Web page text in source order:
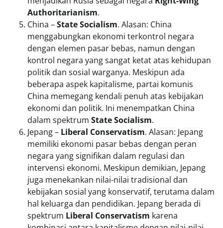
Authoritarianism.
China –State Socialism. Alasan: China
menggabungkan ekonomi terkontrol negara
dengan elemen pasar bebas, namun dengan
kontrol negara yang sangat ketat atas kehidupan
politik dan sosial warganya. Meskipun ada
beberapa aspek kapitalisme, partai komunis
China memegang kendali penuh atas kebijakan
ekonomi dan politik. Ini menempatkan China
dalam spektrum State Socialism.
Jepang – Liberal Conservatism. Alasan: Jepang
memiliki ekonomi pasar bebas dengan peran
negara yang signifikan dalam regulasi dan
intervensi ekonomi. Meskipun demikian, Jepang
juga menekankan nilai-nilai tradisional dan
kebijakan sosial yang konservatif, terutama dalam
hal keluarga dan pendidikan. Jepang berada di
spektrum Liberal Conservatism karena